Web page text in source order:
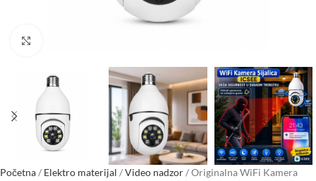
Početna/ Elektro materijal /Video nadzor/Originalna WiFi Kamera